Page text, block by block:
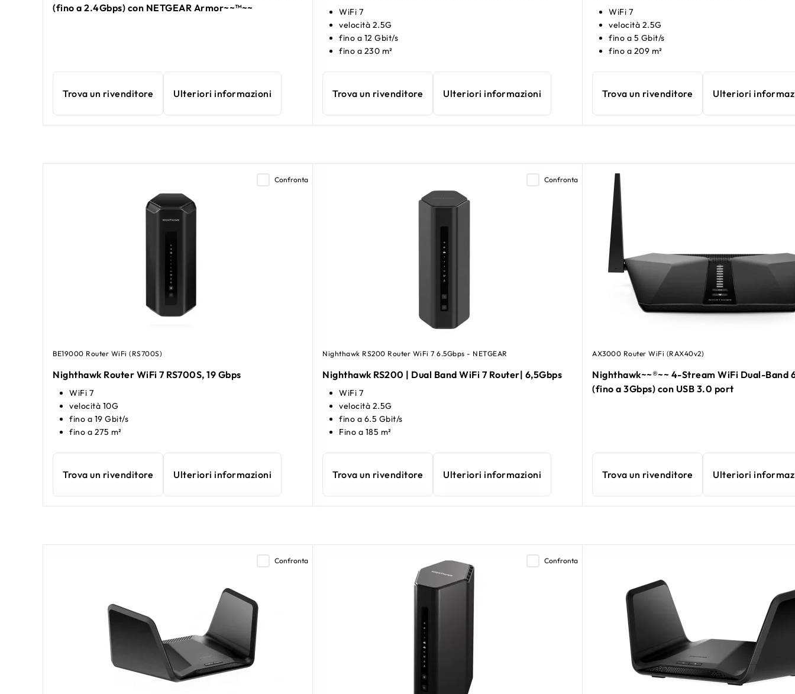
(fino a 2.4Gbps) con NETGEAR Armor~~™~~
Trova un rivenditore Ulteriori informazioni
WiFi 7
velocità 2.5G
fino a 12 Gbit/s
fino a 230 m²
Trova un rivenditore Ulteriori informazioni
WiFi 7
velocità 2.5G
fino a 5 Gbit/s
fino a 209 m²
Trova un rivenditore Ulteriori
Confronta
BE19000 Router WiFi (RS700S)
Nighthawk Router WiFi 7 RS700S, 19 Gbps
WiFi 7
velocità 10G
fino a 19 Gbit/s
fino a 275 m²
Trova un rivenditore Ulteriori informazioni
Confronta
Nighthawk RS200 Router WiFi 7 6.5Gbps - NETGEAR
Nighthawk RS200 | Dual Band WiFi 7 Router| 6,5Gbps
WiFi 7
velocità 2.5G
fino a 6.5 Gbit/s
Fino a 185 m²
Trova un rivenditore Ulteriori informazioni
AX3000 Router WiFi (RAX40v2)
Nighthawk~~®~~ 4-Stream WiFi Dual-Band
(fino a 3Gbps) con USB 3.0 port
Trova un rivenditore Ulteriori
Confronta Confronta